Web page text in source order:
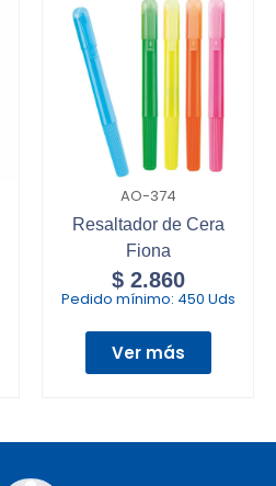
AO-374
Resaltador de Cera
Fiona
$2.860
Pedido mínimo: 450 Uds
Ver más